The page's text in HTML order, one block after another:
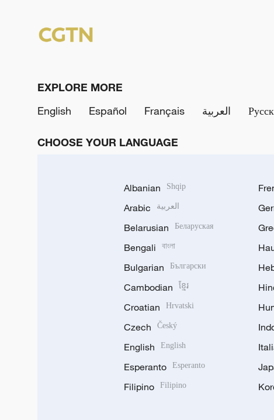
EXPLORE MORE
English
Español Français العربية
CHOOSE YOUR LANGUAGE
Albanian Shqip
Arabic العربية
Belarusian Беларуская
Bengali বাংলা
Bulgarian Български
Cambodian ខ្មែរ
Croatian Hrvatski
Czech Český
English English
Esperanto Esperanto
Filipino Filipino